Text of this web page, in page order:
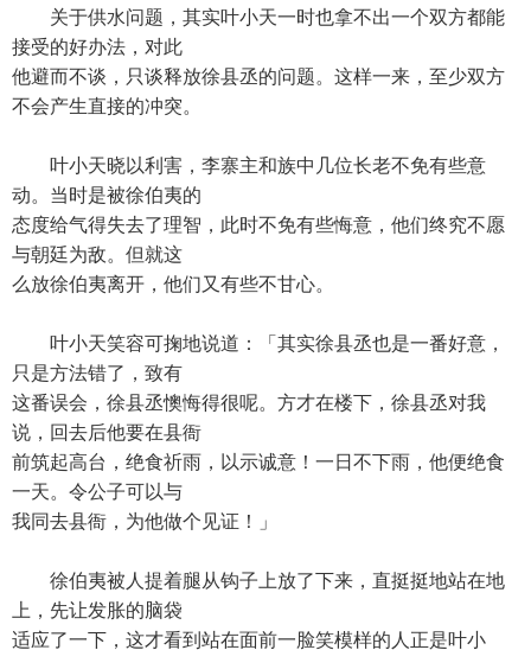
关于供水问题，其实叶小天一时也拿不出一个双方都能
接受的好办法，对此
他避而不谈，只谈释放徐县丞的问题。这样一来，至少双方
不会产生直接的冲突。
叶小天晓以利害，李寨主和族中几位长老不免有些意
动。当时是被徐伯夷的
态度给气得失去了理智，此时不免有些悔意，他们终究不愿
与朝廷为敌。但就这
么放徐伯夷离开，他们又有些不甘心。
叶小天笑容可掬地说道：「其实徐县丞也是一番好意，
只是方法错了，致有
这番误会，徐县丞懊悔得很呢。方才在楼下，徐县丞对我
说，回去后他要在县衙
前筑起高台，绝食祈雨，以示诚意！一日不下雨，他便绝食
一天。令公子可以与
我同去县衙，为他做个见证！」
徐伯夷被人提着腿从钩子上放了下来，直挺挺地站在地
上，先让发胀的脑袋
适应了一下，这才看到站在面前一脸笑模样的人正是叶小